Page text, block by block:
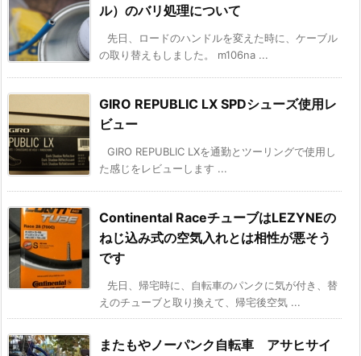
ル）のバリ処理について
先日、ロードのハンドルを変えた時に、ケーブル
の取り替えもしました。 m106na ...
GIRO REPUBLIC LX SPDシューズ使用レ
ビュー
GIRO REPUBLIC LXを通勤とツーリングで使用し
た感じをレビューします ...
Continental RaceチューブはLEZYNEの
ねじ込み式の空気入れとは相性が悪そう
です
先日、帰宅時に、自転車のパンクに気が付き、替
えのチューブと取り換えて、帰宅後空気 ...
またもやノーパンク自転車 アサヒサイ